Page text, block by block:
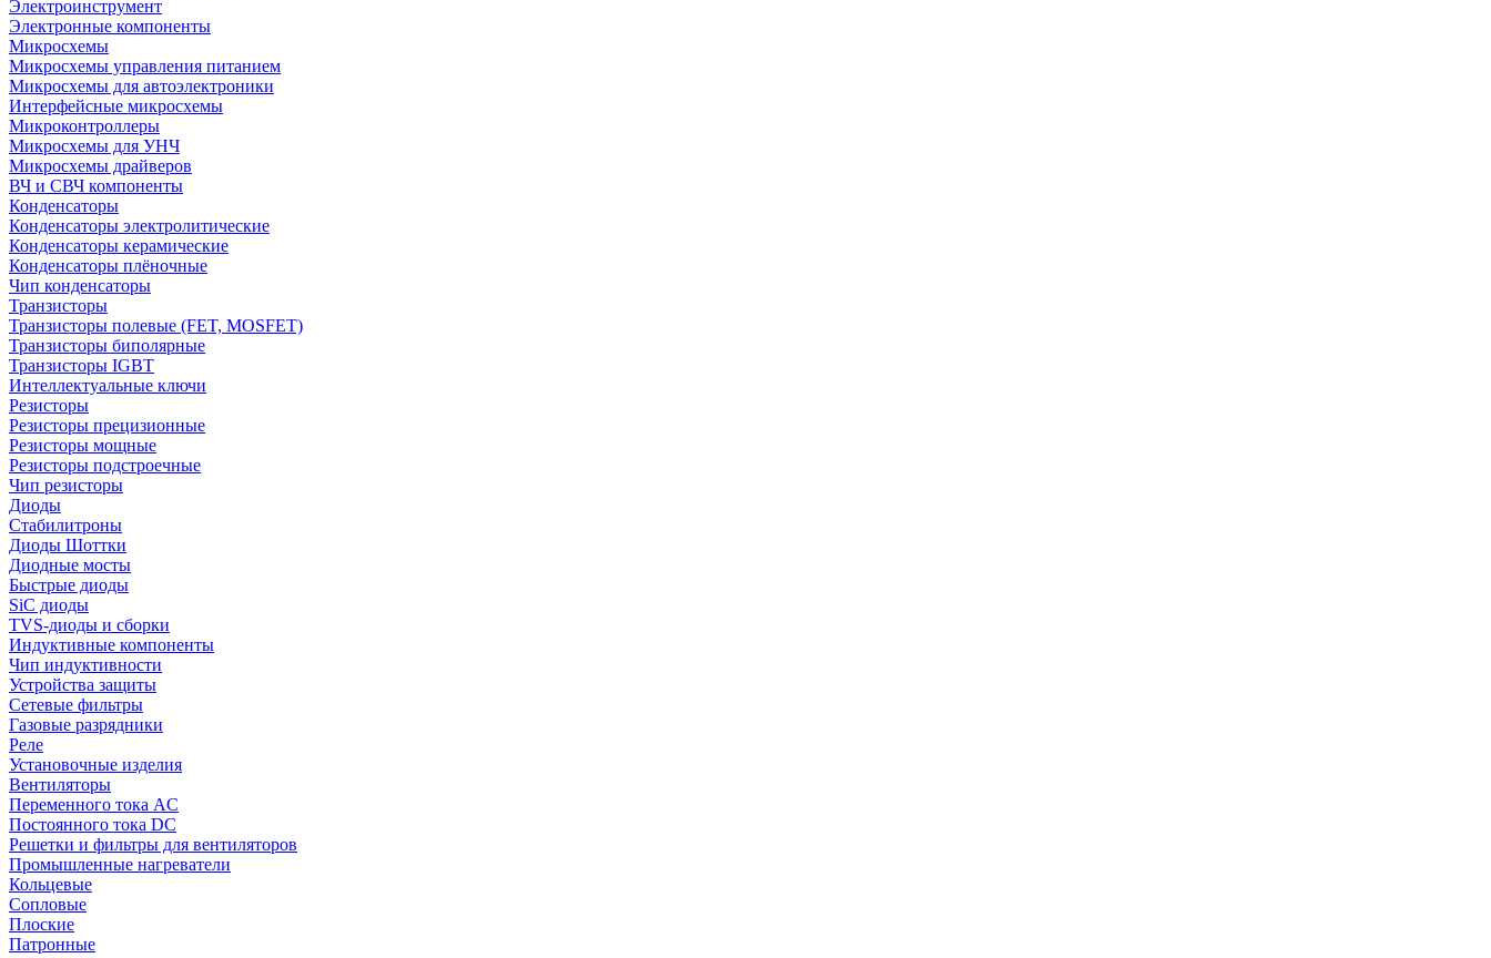
Электроинструмент
Электронные компоненты
Микросхемы
Микросхемы управления питанием
Микросхемы для автоэлектроники
Интерфейсные микросхемы
Микроконтроллеры
Микросхемы для УНЧ
Микросхемы драйверов
ВЧ и СВЧ компоненты
Конденсаторы
Конденсаторы электролитические
Конденсаторы керамические
Конденсаторы плёночные
Чип конденсаторы
Транзисторы
Транзисторы полевые (FET, MOSFET)
Транзисторы биполярные
Транзисторы IGBT
Интеллектуальные ключи
Резисторы
Резисторы прецизионные
Резисторы мощные
Резисторы подстроечные
Чип резисторы
Диоды
Стабилитроны
Диоды Шоттки
Диодные мосты
Быстрые диоды
SiC диоды
TVS-диоды и сборки
Индуктивные компоненты
Чип индуктивности
Устройства защиты
Сетевые фильтры
Газовые разрядники
Реле
Установочные изделия
Вентиляторы
Переменного тока AC
Постоянного тока DC
Решетки и фильтры для вентиляторов
Промышленные нагреватели
Кольцевые
Сопловые
Плоские
Патронные